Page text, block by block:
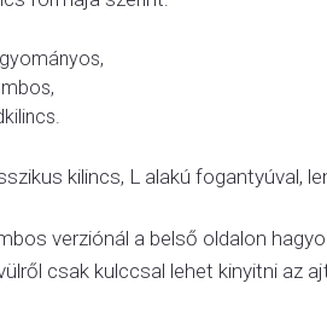
kilincs, L alakú fogantyúval,
verziónál a belső oldalon
csak kulccsal lehet kinyitni az